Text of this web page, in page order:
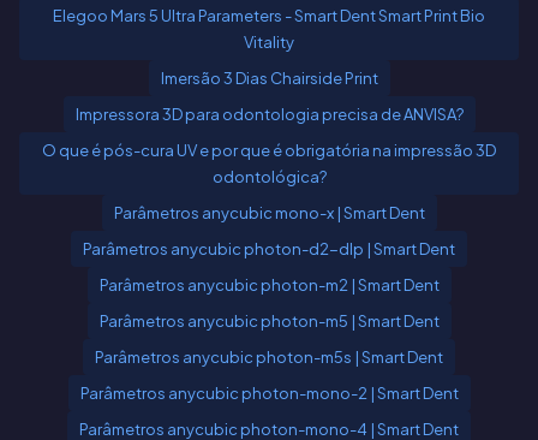
Elegoo Mars 5 Ultra Parameters - Smart Dent Smart Print Bio
Vitality
Imersão 3 Dias Chairside Print
Impressora 3D para odontologia precisa de ANVISA?
O que é pós-cura UV e por que é obrigatória na impressão 3D
odontológica?
Parâmetros anycubic mono-x | Smart Dent
Parâmetros anycubic photon-d2-dlp | Smart Dent
Parâmetros anycubic photon-m2 | Smart Dent
Parâmetros anycubic photon-m5 | Smart Dent
Parâmetros anycubic photon-m5s | Smart Dent
Parâmetros anycubic photon-mono-2 | Smart Dent
Parâmetros anycubic photon-mono-4 | Smart Dent